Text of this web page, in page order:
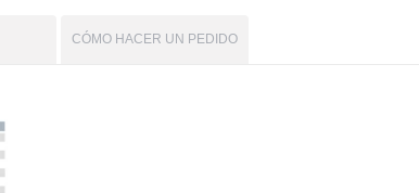
CÓMO HACER UN PEDIDO